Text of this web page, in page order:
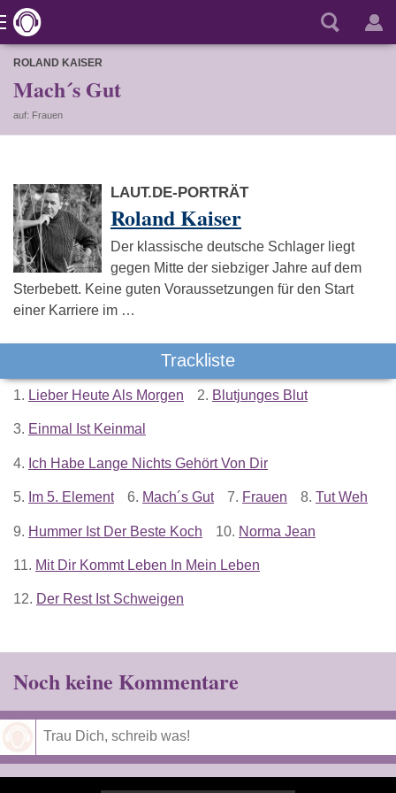
ROLAND KAISER
Mach´s Gut
auf: Frauen
LAUT.DE-PORTRÄT
Roland Kaiser
Der klassische deutsche Schlager liegt
gegen Mitte der siebziger Jahre auf dem
Sterbebett. Keine guten Voraussetzungen für den Start
einer Karriere im …
Trackliste
1. Lieber Heute Als Morgen 2. Blutjunges Blut
3. Einmal Ist Keinmal
4. Ich Habe Lange Nichts Gehört Von Dir
5. Im 5. Element 6. Mach´s Gut 7. Frauen 8. Tut Weh
9. Hummer Ist Der Beste Koch 10. Norma Jean
11. Mit Dir Kommt Leben In Mein Leben
12. Der Rest Ist Schweigen
Noch keine Kommentare